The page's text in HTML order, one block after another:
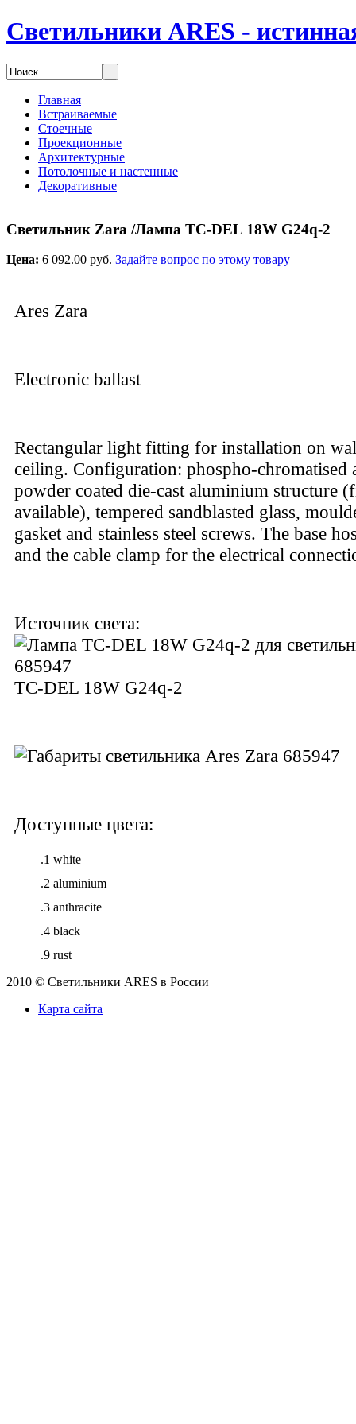
Светильники ARES -
Главная
Встраиваемые
Стоечные
Проекционные
Архитектурные
Потолочные и настенные
Декоративные
Светильник Zara /Лампа TC-DEL 18W G24q-2
Цена: 6 092.00 руб. Задайте вопрос по этому товару
Ares Zara
Electronic ballast
Rectangular light fitting for installation on
ceiling. Configuration: phospho-chromatised
powder coated die-cast aluminium structure
available), tempered sandblasted glass,
gasket and stainless steel screws. The base
and the cable clamp for the electrical
Источник света:
TC-DEL 18W G24q-2
Доступные цвета:
.1 white
.2 aluminium
.3 anthracite
.4 black
.9 rust
2010 © Светильники ARES в России
Карта сайта